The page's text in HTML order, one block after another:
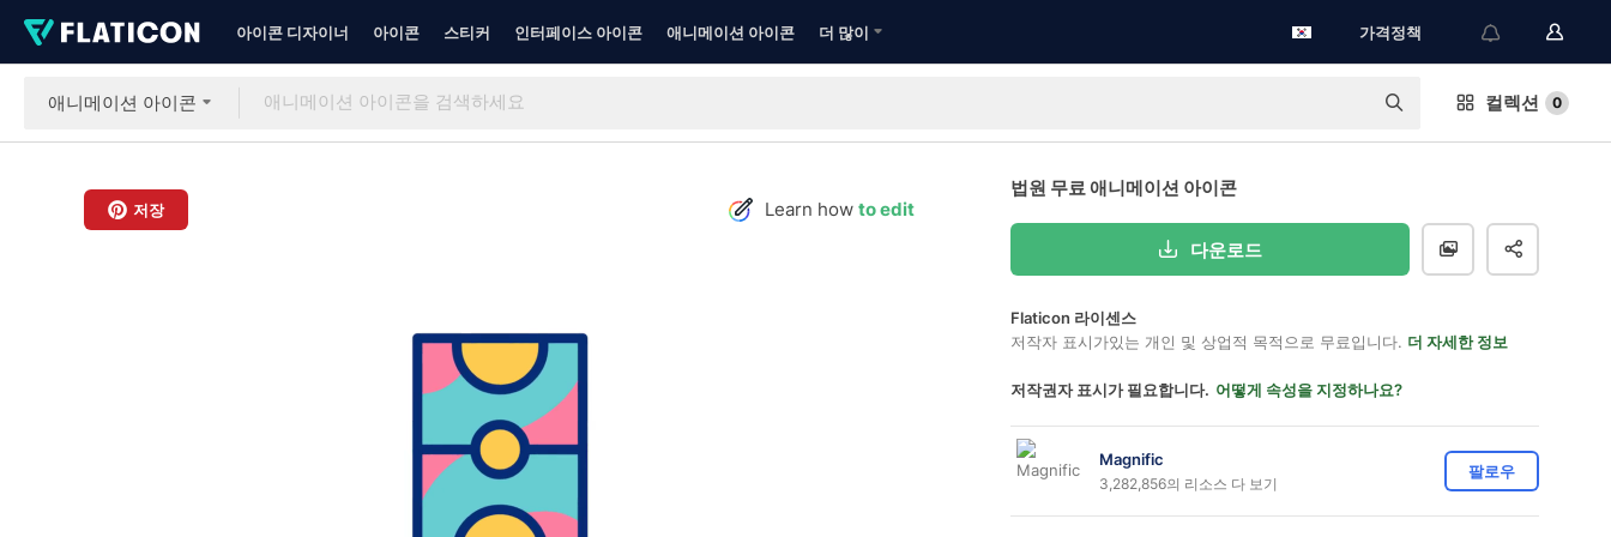
아이콘 디자이너 아이콘 스티커 인터페이스 아이콘 애니메이션 아이콘 더 많이 가격정책
애니메이션 아이콘 컬렉션 0
저장 Learn how to edit
법원 무료 애니메이션 아이콘
다운로드
Flaticon 라이센스
저작자 표시가있는 개인 및 상업적 목적으로 무료입니다. 더 자세한 정보
저작권자 표시가 필요합니다. 어떻게 속성을 지정하나요?
Magnific
3,282,856의 리소스 다 보기
팔로우